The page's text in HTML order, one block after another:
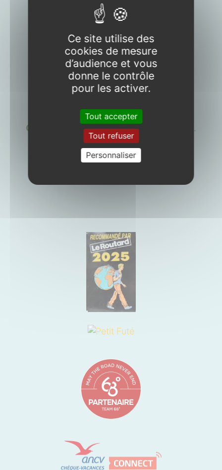
Période d’ouverture
OUVERTURE
Camping
4 avrilau25 octobre 2026 .
Ce site utilise des
cookies de mesure
d’audience et vous
donne le contrôle
pour les activer.
Tout accepter
Tout refuser
Personnaliser